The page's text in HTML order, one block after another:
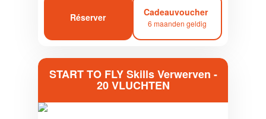
Réserver Cadeauvoucher
6 maanden geldig
START TO FLY Skills Verwerven -
20 VLUCHTEN